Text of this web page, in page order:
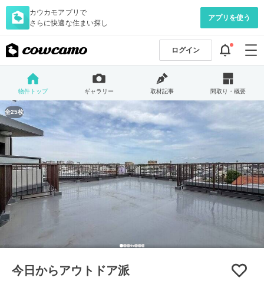
カウカモアプリで
さらに快適な住まい探し
アプリを使う
ログイン
物件トップ ギャラリー 取材記事 間取り・概要
全25枚
今日からアウトドア派